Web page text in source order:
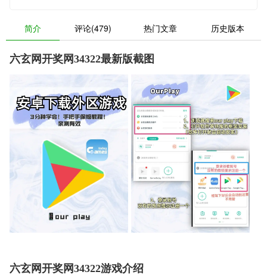
简介 评论(479) 热门文章 历史版本
六玄网开奖网34322最新版截图
六玄网开奖网34322游戏介绍